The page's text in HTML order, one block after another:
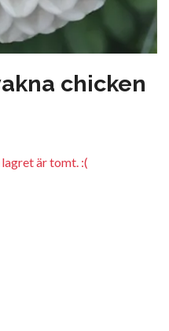
chicken
är tomt. :(